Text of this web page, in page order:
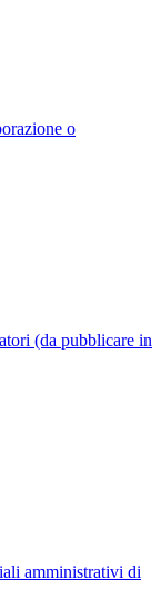
o
(da pubblicare in
amministrativi di